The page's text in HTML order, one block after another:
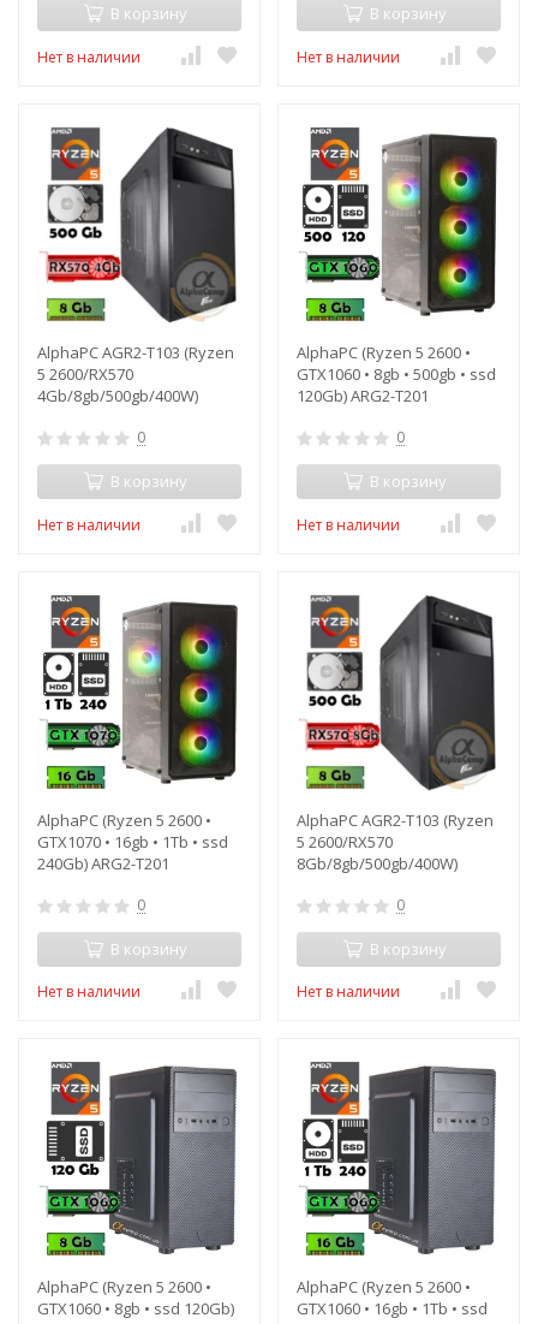
В корзину
Нет в наличии
В корзину
Нет в наличии
AlphaPC AGR2-T103 (Ryzen
5 2600/RX570
4Gb/8gb/500gb/400W)
0
В корзину
Нет в наличии
AlphaPC (Ryzen 5 2600 •
GTX1060 • 8gb • 500gb • ssd
120Gb) ARG2-T201
0
В корзину
Нет в наличии
AlphaPC (Ryzen 5 2600 •
GTX1070 • 16gb • 1Tb • ssd
240Gb) ARG2-T201
0
В корзину
Нет в наличии
AlphaPC AGR2-T103 (Ryzen
5 2600/RX570
8Gb/8gb/500gb/400W)
0
В корзину
Нет в наличии
AlphaPC (Ryzen 5 2600 •
GTX1060 • 8gb • ssd 120Gb)
AlphaPC (Ryzen 5 2600 •
GTX1060 • 16gb • 1Tb • ssd